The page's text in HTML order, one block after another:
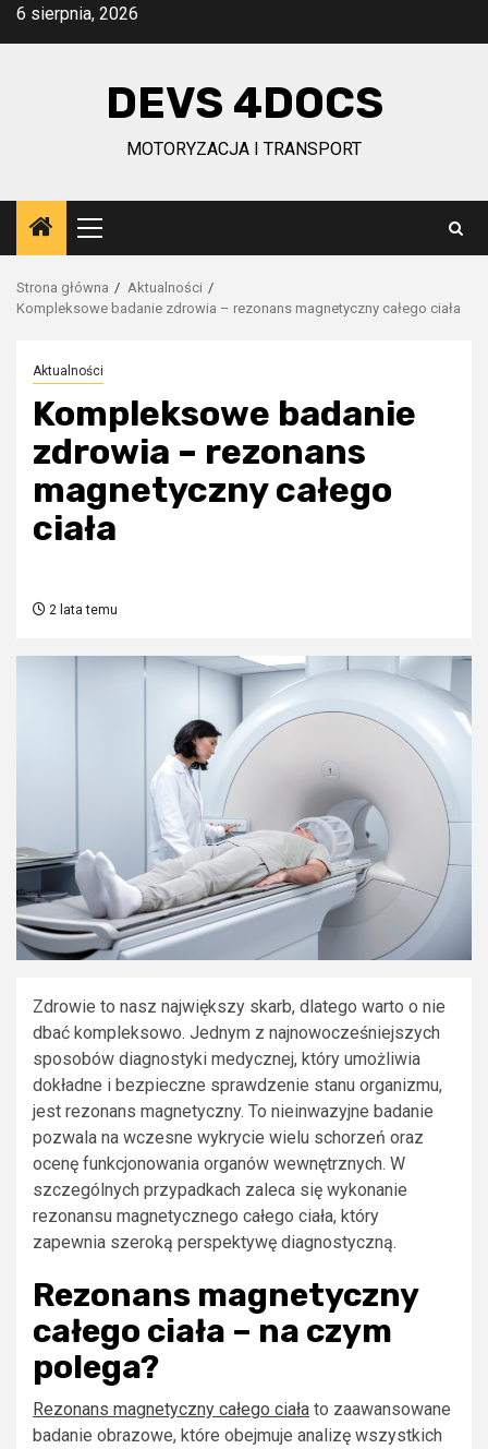
Przejdź
6 sierpnia, 2026
DEVS 4DOCS
MOTORYZACJA I TRANSPORT
Menu
główne
Strona główna
Aktualności
Kompleksowe badanie zdrowia – rezonans magnetyczny całego ciała
Aktualności
Kompleksowe badanie
zdrowia – rezonans
magnetyczny całego
ciała
2 lata temu
Zdrowie to nasz największy skarb, dlatego warto o nie
dbać kompleksowo. Jednym z najnowocześniejszych
sposobów diagnostyki medycznej, który umożliwia
dokładne i bezpieczne sprawdzenie stanu organizmu,
jest rezonans magnetyczny. To nieinwazyjne badanie
pozwala na wczesne wykrycie wielu schorzeń oraz
ocenę funkcjonowania organów wewnętrznych. W
szczególnych przypadkach zaleca się wykonanie
rezonansu magnetycznego całego ciała, który
zapewnia szeroką perspektywę diagnostyczną.
Rezonans magnetyczny
całego ciała – na czym
polega?
Rezonans magnetyczny całego ciała to zaawansowane
badanie obrazowe, które obejmuje analizę wszystkich